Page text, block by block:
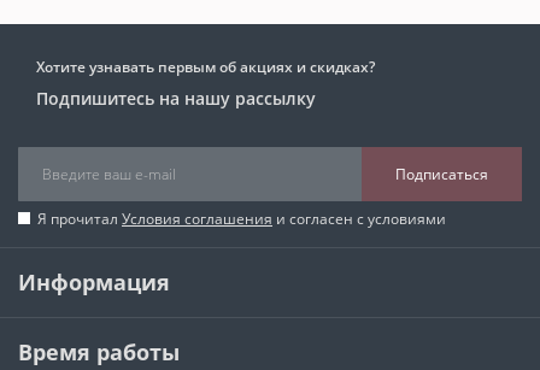
Хотите узнавать первым об акциях и скидках?
Подпишитесь на нашу рассылку
Подписаться
Я прочитал Условия соглашения и согласен с условиями
Информация
Время работы